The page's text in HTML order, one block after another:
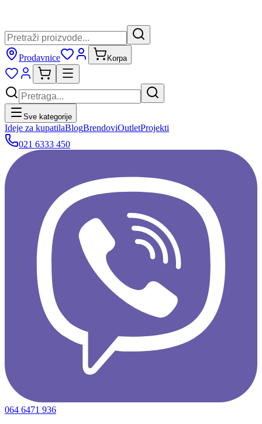
Prodavnice Korpa
Sve kategorije
Ideje za kupatilaBlogBrendoviOutletProjekti
021 6333 450
064 6471 936